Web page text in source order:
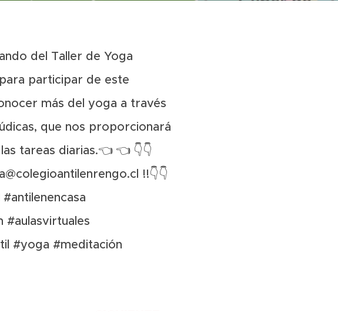
del Taller de Yoga
para participar de este
más del yoga a través
que nos proporcionará
tareas diarias.👈 👈 👇👇
!!👇👇
#antilenencasa
#aulasvirtuales
#yoga #meditación